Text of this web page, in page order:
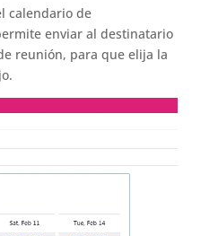
calendario de
enviar al destinatario
reunión, para que elija la